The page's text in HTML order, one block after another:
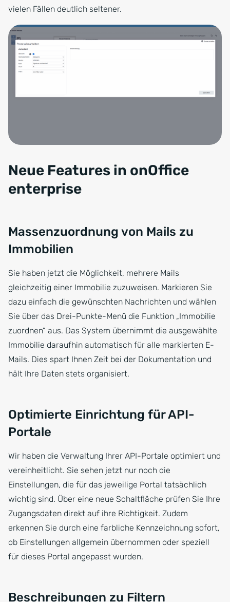
vielen Fällen deutlich seltener.
Neue Features in onOffice
enterprise
Massenzuordnung von Mails zu
Immobilien
Sie haben jetzt die Möglichkeit, mehrere Mails
gleichzeitig einer Immobilie zuzuweisen. Markieren Sie
dazu einfach die gewünschten Nachrichten und wählen
Sie über das Drei-Punkte-Menü die Funktion „Immobilie
zuordnen“ aus. Das System übernimmt die ausgewählte
Immobilie daraufhin automatisch für alle markierten E-
Mails. Dies spart Ihnen Zeit bei der Dokumentation und
hält Ihre Daten stets organisiert.
Optimierte Einrichtung für API-
Portale
Wir haben die Verwaltung Ihrer API-Portale optimiert und
vereinheitlicht. Sie sehen jetzt nur noch die
Einstellungen, die für das jeweilige Portal tatsächlich
wichtig sind. Über eine neue Schaltfläche prüfen Sie Ihre
Zugangsdaten direkt auf ihre Richtigkeit. Zudem
erkennen Sie durch eine farbliche Kennzeichnung sofort,
ob Einstellungen allgemein übernommen oder speziell
für dieses Portal angepasst wurden.
Beschreibungen zu Filtern